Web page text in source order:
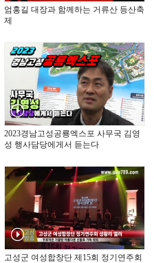
엄홍길 대장과 함께하는 거류산 등산축
제
2023경남고성공룡엑스포 사무국 김영
성 행사담당에게서 듣는다
고성군 여성합창단 제15회 정기연주회